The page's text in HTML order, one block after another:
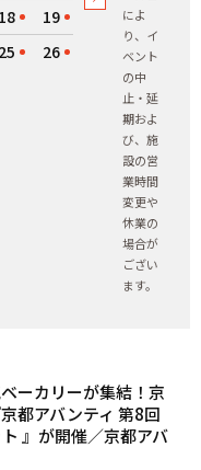
18
19
25
26
によ
り、イ
ベント
の中
止・延
期およ
び、施
設の営
業時間
変更や
休業の
場合が
ござい
ます。
ーカリーが集結！京
都アバンティ 第8回
』が開催／京都アバ